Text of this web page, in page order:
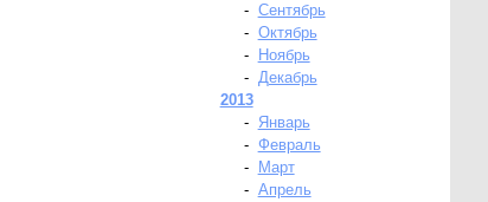
- Сентябрь
- Октябрь
-
Ноябрь
- Декабрь
2013
-
Январь
- Февраль
-
Март
- Апрель